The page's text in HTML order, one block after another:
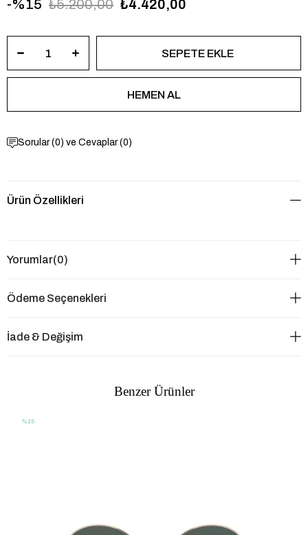
15 ₺5.200,00 ₺4.420,00
Sorular (0) ve Cevaplar (0)
Ürün Özellikleri
Yorumlar(0)
Ödeme Seçenekleri
İade & Değişim
Benzer Ürünler
%15